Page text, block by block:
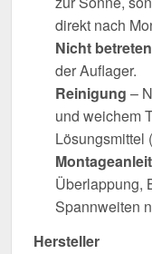
direkt nach
Nicht betreten
der Auflager.
Reinigung –
und weichem
Lösungsmittel
Überlappung,
Spannweiten
Hersteller